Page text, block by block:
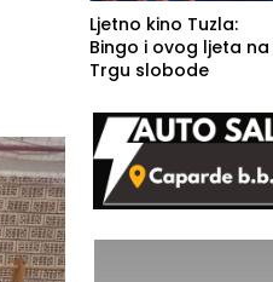
Ljetno kino Tuzla:
Bingo i ovog ljeta na
Trgu slobode